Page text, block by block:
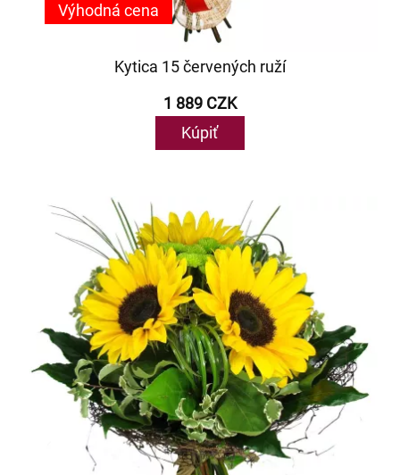
Kytica 15 červených ruží
1 889 CZK
Kúpiť
Výhodná cena